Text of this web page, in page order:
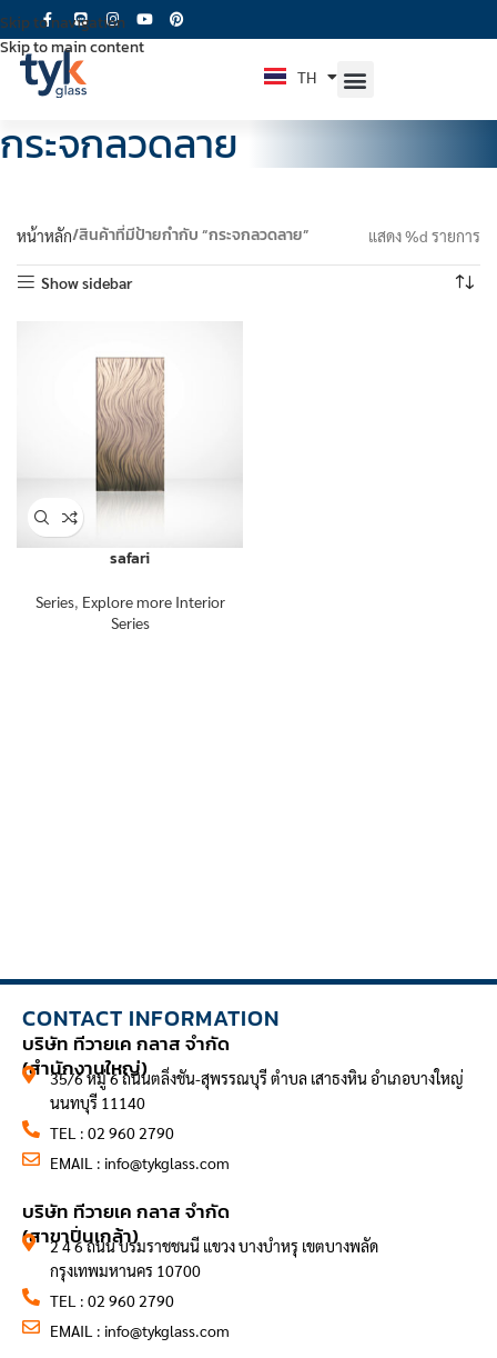
Skip to navigation
Skip to main content
TH
EN
กระจกลวดลาย
หน้าหลัก สินค้าที่มีป้ายกำกับ “กระจกลวดลาย” แสดง %d รายการ
Show sidebar
safari
Series, Explore more Interior
Series
CONTACT INFORMATION
บริษัท ทีวายเค กลาส จำกัด
(สำนักงานใหญ่)
35/6 หมู่ 6 ถนนตลิ่งชัน-สุพรรณบุรี ตำบล เสาธงหิน อำเภอบางใหญ่
นนทบุรี 11140
TEL : 02 960 2790
EMAIL : info@tykglass.com
บริษัท ทีวายเค กลาส จำกัด
(สาขาปิ่นเกล้า)
2 4 6 ถนน บรมราชชนนี แขวง บางบำหรุ เขตบางพลัด
กรุงเทพมหานคร 10700
TEL : 02 960 2790
EMAIL : info@tykglass.com